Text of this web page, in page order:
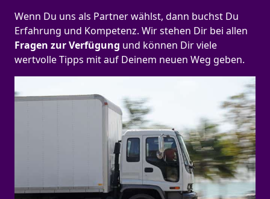
Wenn Du uns als Partner wählst, dann buchst Du
Erfahrung und Kompetenz. Wir stehen Dir bei allen
Fragen zur Verfügung und können Dir viele
wertvolle Tipps mit auf Deinem neuen Weg geben.